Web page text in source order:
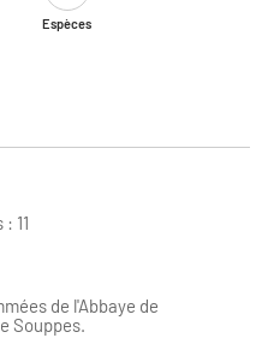
Espèces
11
de l'Abbaye de
Souppes.